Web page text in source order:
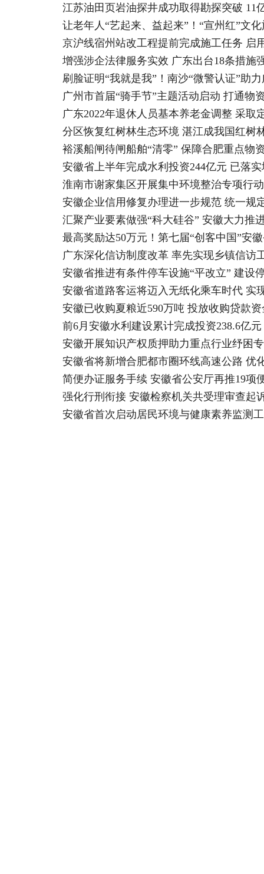
江苏油田页岩油探井成功取得勘探突破 11
让老年人“艺起来、益起来”！“宣州红”文
京沪线宿州站改工程提前完成施工任务 启
增强涉企法律服务实效 广东出台18条措施
刷脸证明“我就是我”！南沙“微警认证”助
广州市首届“骑手节”主题活动启动 打通物
广东2022年退休人员基本养老金调整 采取
分区恢复红树林生态环境 湛江成我国红树
裕溪船闸待闸船舶“清零” 保障合肥重点物
安徽省上半年完成水利投资244亿元 已落
淮南市谢家集区开展集中环境整治专项行
安徽企业信用修复办理进一步规范 统一规
汇聚产业要素做强“科大硅谷” 安徽大力推
最高奖励达50万元！第七届“创客中国”安
广东深化信访制度改革 率先实现乡镇信访
安徽省推进有条件停车设施“平改立” 建设
安徽省道路客运将迈入无纸化乘车时代 实
安徽已收购夏粮近590万吨 投放收购贷款资
前6月安徽水利建设累计完成投资238.6亿
安徽开展知识产权质押助力重点行业纾困
安徽省将新增合肥都市圈环线高速公路 优
简便办证服务手续 安徽省公安厅再推19项
强化行刑衔接 安徽检察机关共受理审查起
安徽省首次启动居民环境与健康素养监测